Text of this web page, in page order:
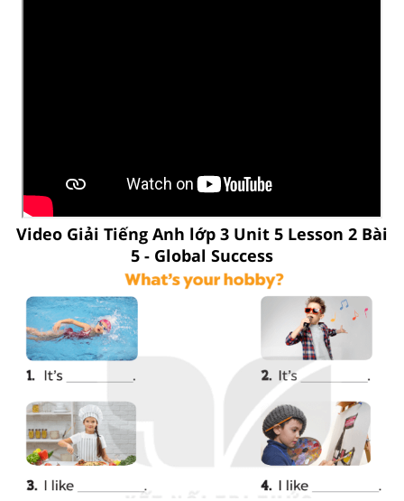
Video Giải Tiếng Anh lớp 3 Unit 5 Lesson 2 Bài
5 - Global Success